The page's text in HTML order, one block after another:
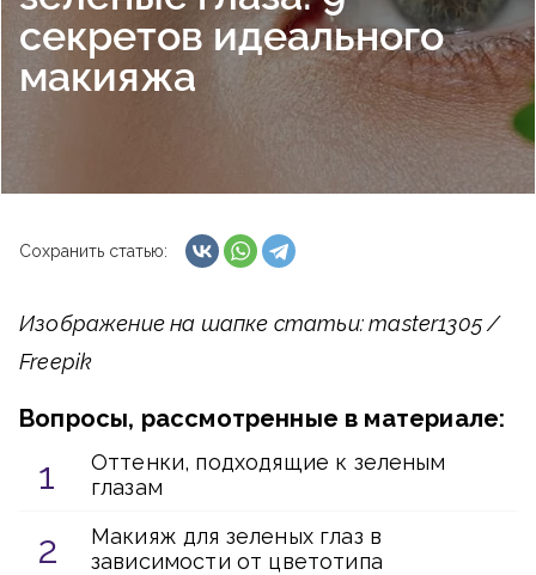
секретов идеального
макияжа
Сохранить статью:
Изображение на шапке статьи: master1305 /
Freepik
Вопросы, рассмотренные в материале:
Оттенки, подходящие к зеленым
глазам
Макияж для зеленых глаз в
зависимости от цветотипа